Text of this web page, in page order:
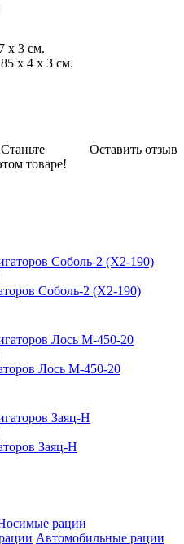
х 3 см.
х 4 х 3 см.
Оставить отзыв
товаре!
Соболь-2 (X2-190)
Лось М-450-20
Заяц-Н
рации
Автомобильные рации